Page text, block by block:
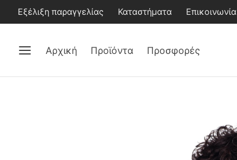
Εξέλιξη παραγγελίας Καταστήματα Επικοινωνία
Αρχική Προϊόντα Προσφορές